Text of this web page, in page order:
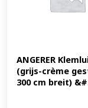
ANGERER
(grijs-crème
300 cm breit)